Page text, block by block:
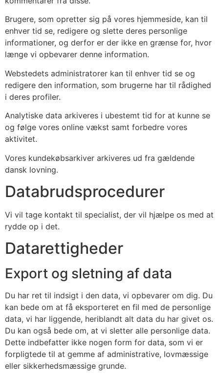
Brugere, som opretter sig på vores hjemmeside, kan til
enhver tid se, redigere og slette deres personlige
informationer, og derfor er der ikke en grænse for, hvor
længe vi opbevarer denne information.
Webstedets administratorer kan til enhver tid se og
redigere den information, som brugerne har til rådighed
i deres profiler.
Analytiske data arkiveres i ubestemt tid for at kunne se
og følge vores online vækst samt forbedre vores
aktivitet.
Vores kundekøbsarkiver arkiveres ud fra gældende
dansk lovning.
Databrudsprocedurer
Vi vil tage kontakt til specialist, der vil hjælpe os med at
rydde op i det.
Datarettigheder
Export og sletning af data
Du har ret til indsigt i den data, vi opbevarer om dig. Du
kan bede om at få eksporteret en fil med de personlige
data, vi har liggende, heriblandt alt data du har givet os.
Du kan også bede om, at vi sletter alle personlige data.
Dette indbefatter ikke nogen form for data, som vi er
forpligtede til at gemme af administrative, lovmæssige
eller sikkerhedsmæssige grunde.